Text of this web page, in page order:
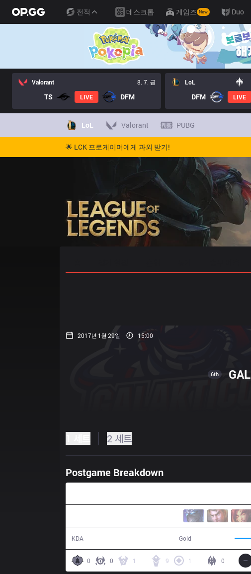
전적 데스크톱 게임즈 New Duo
Valorant 8. 7. 금
TS LIVE DFM
LoL
DFM LIVE
LoL Valorant PUBG
🌟 LCK 프로게이머에게 과외 받기!
2017년 1월 29일 15:00
6th GAL
2 세트
Postgame Breakdown
KDA Gold
0 0 1 9 1 0